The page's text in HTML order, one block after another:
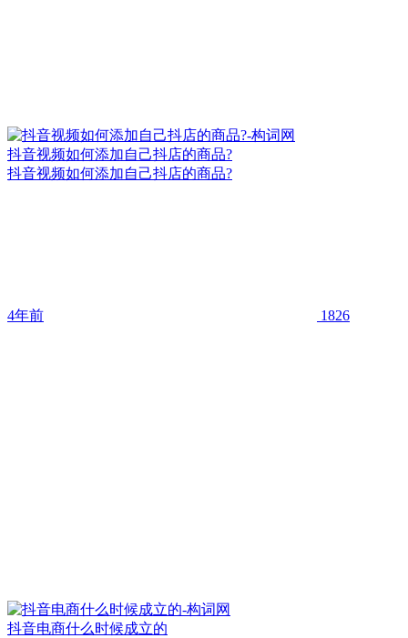
抖音视频如何添加自己抖店的商品?
抖音视频如何添加自己抖店的商品?
4年前 1826
抖音电商什么时候成立的